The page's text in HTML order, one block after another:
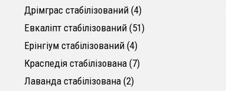
Дрімграс стабілізований 44 товари
Евкаліпт стабілізований 5151 товар
Ерінгіум стабілізований 44 товари
Краспедія стабілізована 77 товарів
Лаванда стабілізована 22 товари